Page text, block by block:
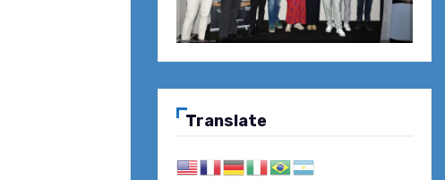
Translate